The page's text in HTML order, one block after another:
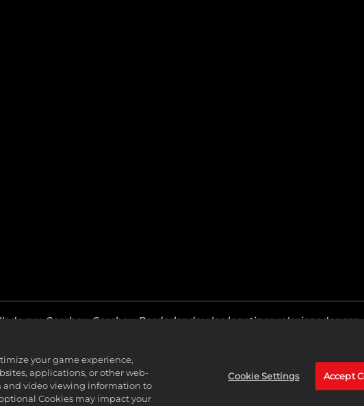
por Gearbox. Gearbox, Borderlands y los logotipos relacionados
Take-Two Interactive Software, Inc. Todas las demás marcas y
aquí. Si estás buscando la Borderland Sciences Research Foundation,
your game experience,
applications, or other web-
and video viewing information to
Cookies may impact your
Cookie Settings Accept